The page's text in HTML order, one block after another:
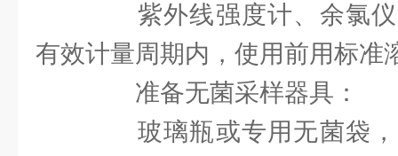
紫外线强度计、余氯仪
有效计量周期内，使用前用标准
准备无菌采样器具：
玻璃瓶或专用无菌袋，